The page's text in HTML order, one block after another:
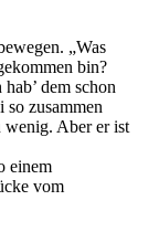
„Was
bin?
dem schon
zusammen
Aber er ist
einem
vom